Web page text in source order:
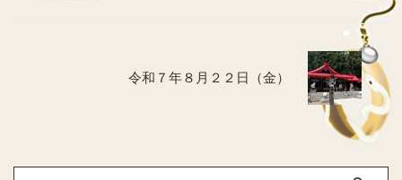
令和７年８月２２日（金）